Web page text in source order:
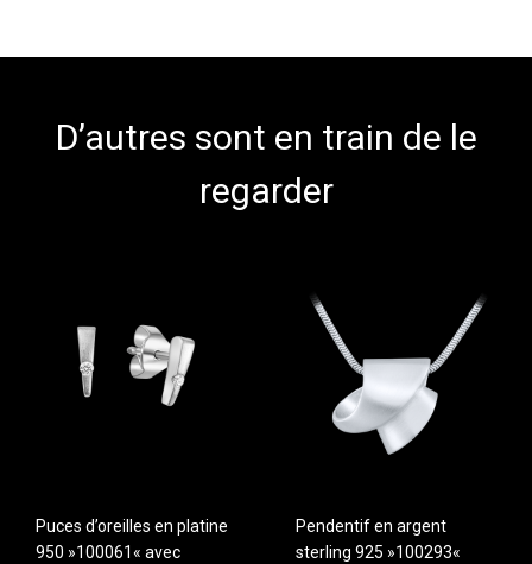
D’autres sont en train de le
regarder
Puces d’oreilles en platine
950 »100061« avec
Pendentif en argent
sterling 925 »100293«